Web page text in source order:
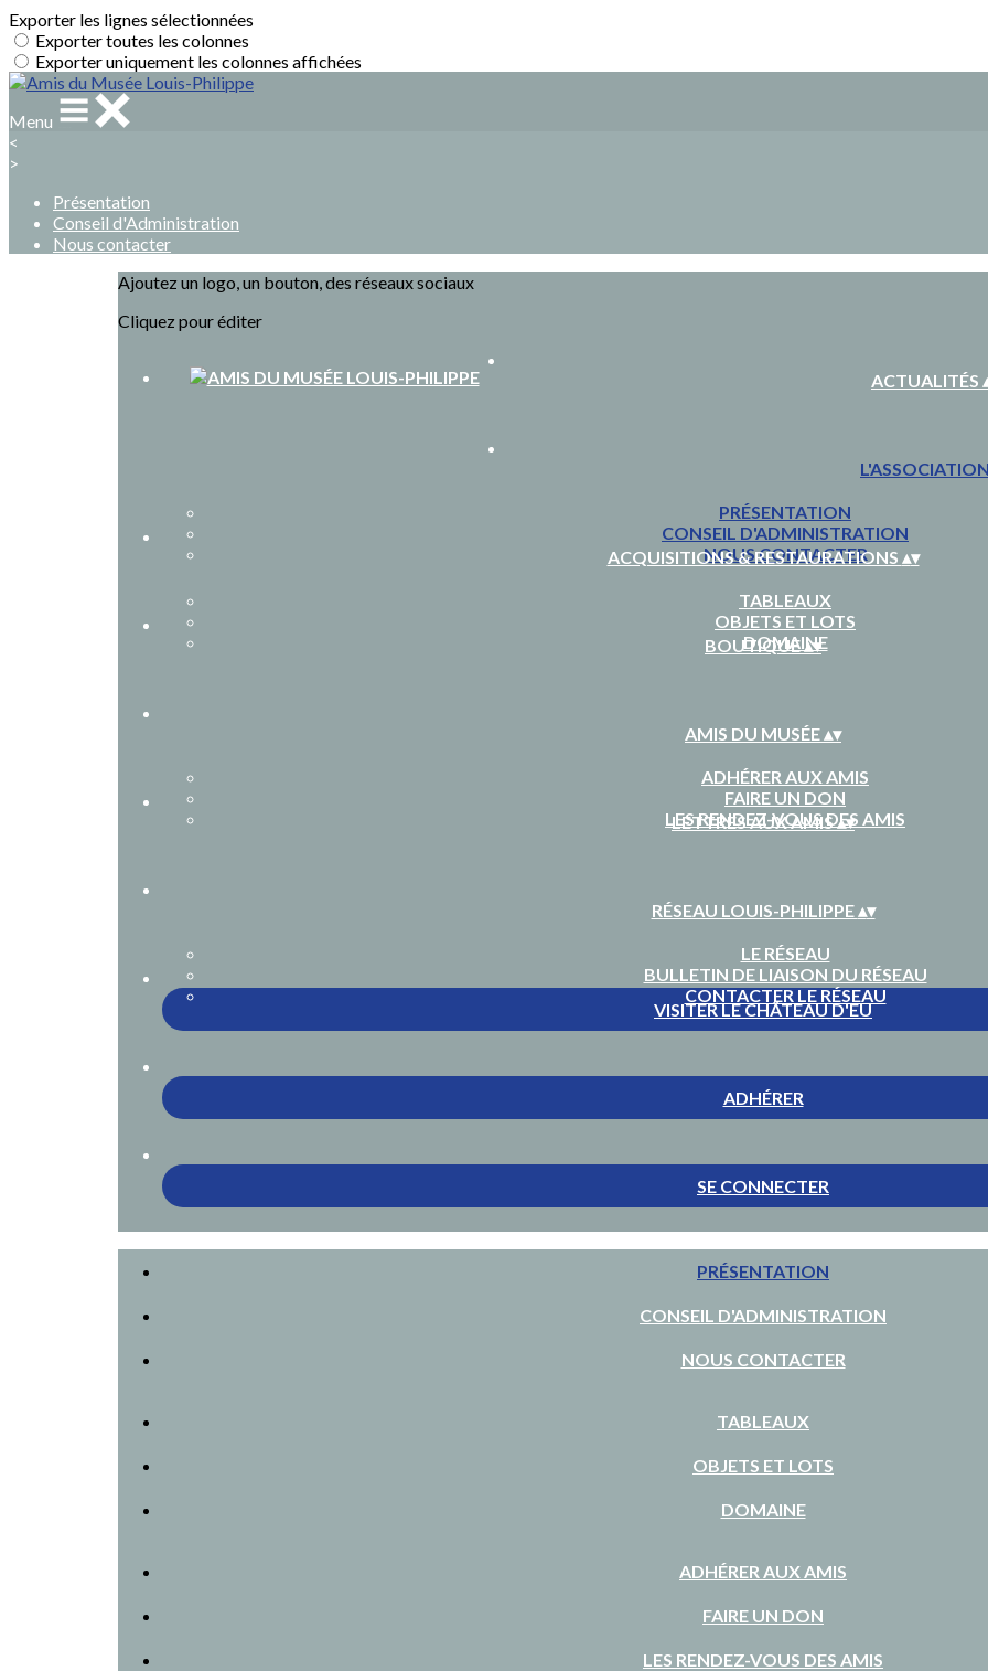
Exporter les lignes sélectionnées
Exporter toutes les colonnes
Exporter uniquement les colonnes affichées
Menu
<
>
Présentation
Conseil d'Administration
Nous contacter
Ajoutez un logo, un bouton, des réseaux sociaux
Cliquez pour éditer
ACTUALITÉS
L'ASSOCIATION
PRÉSENTATION
CONSEIL D'ADMINISTRATION
NOUS CONTACTER
ACQUISITIONS & RESTAURATIONS ▴▾
TABLEAUX
OBJETS ET LOTS
DOMAINE
BOUTIQUE▴▾
AMIS DU MUSÉE▴▾
ADHÉRER AUX AMIS
FAIRE UN DON
LES RENDEZ-VOUS DES AMIS
LETTRES AUX AMIS▴▾
RÉSEAU LOUIS-PHILIPPE▴▾
LE RÉSEAU
BULLETIN DE LIAISON DU RÉSEAU
CONTACTER LE RÉSEAU
VISITER LE CHÂTEAU D'EU
ADHÉRER
SE CONNECTER
PRÉSENTATION
CONSEIL D'ADMINISTRATION
NOUS CONTACTER
TABLEAUX
OBJETS ET LOTS
DOMAINE
ADHÉRER AUX AMIS
FAIRE UN DON
LES RENDEZ-VOUS DES AMIS